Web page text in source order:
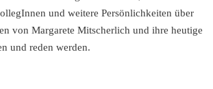
und weitere Persönlichkeiten über
von Margarete Mitscherlich und ihre heutige
und reden werden.